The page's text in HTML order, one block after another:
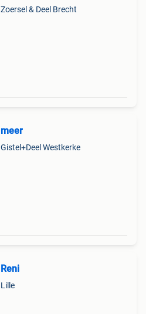
Zoersel & Deel Brecht
meer
Gistel+Deel Westkerke
Reni
Lille